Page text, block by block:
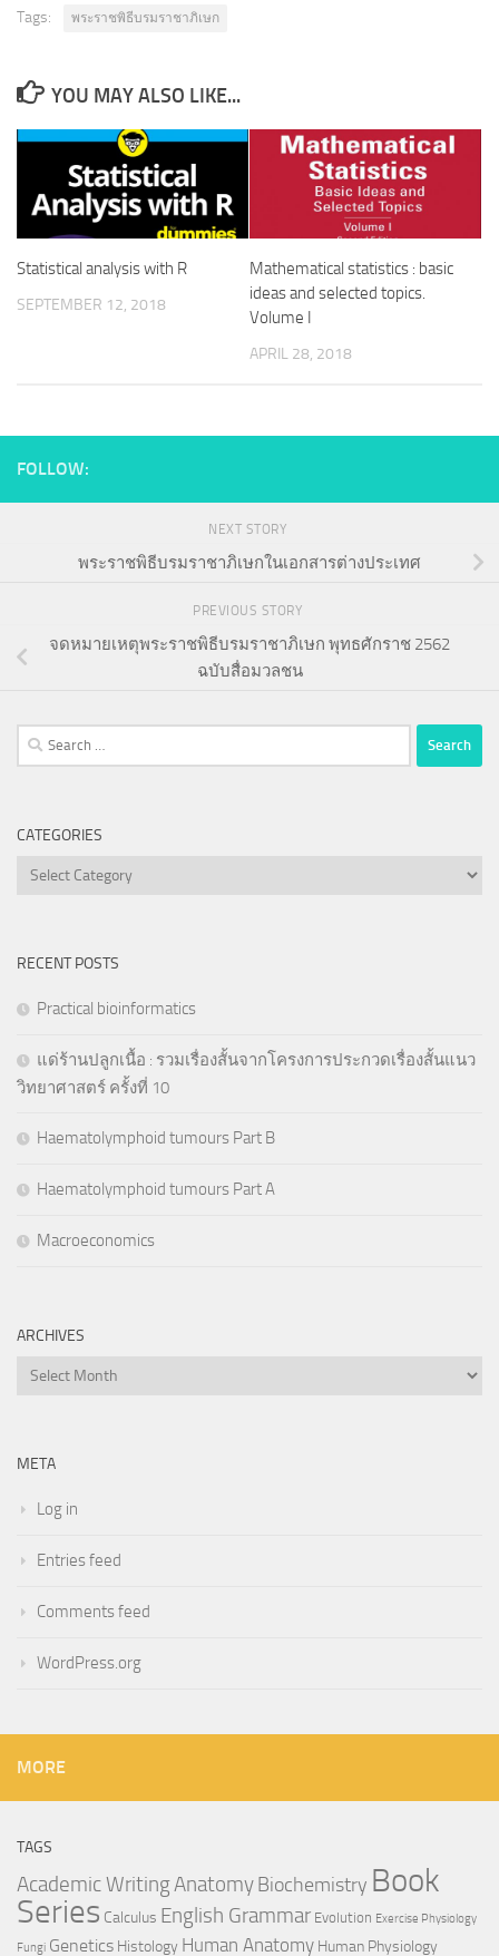
Tags: พระราชพิธีบรมราชาภิเษก
YOU MAY ALSO LIKE...
Statistical analysis with R
SEPTEMBER 12, 2018
Mathematical statistics : basic
ideas and selected topics.
Volume I
APRIL 28, 2018
FOLLOW:
NEXT STORY
พระราชพิธีบรมราชาภิเษกในเอกสารต่างประเทศ
PREVIOUS STORY
จดหมายเหตุพระราชพิธีบรมราชาภิเษก พุทธศักราช 2562
ฉบับสื่อมวลชน
Search
for:
CATEGORIES
Categories
RECENT POSTS
Practical bioinformatics
แด่ร้านปลูกเนื้อ : รวมเรื่องสั้นจากโครงการประกวดเรื่องสั้นแนว
วิทยาศาสตร์ ครั้งที่ 10
Haematolymphoid tumours Part B
Haematolymphoid tumours Part A
Macroeconomics
ARCHIVES
Archives
META
Log in
Entries feed
Comments feed
WordPress.org
MORE
TAGS
Academic WritingAnatomyBiochemistry Book
Series Calculus English Grammar Evolution Exercise Physiology
Fungi Genetics Histology Human Anatomy Human Physiology